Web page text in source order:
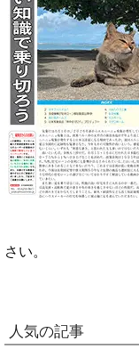
さい。
人気の記事